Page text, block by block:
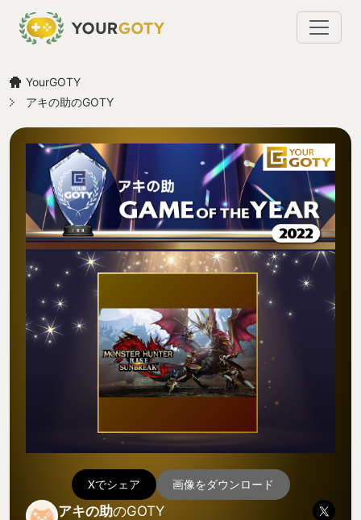
YourGOTY
アキの助のGOTY
Xでシェア 画像をダウンロード
アキの助のGOTY